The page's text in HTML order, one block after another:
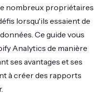
nombreux propriétaires
lorsqu'ils essaient de
Ce guide vous
Analytics de manière
ses avantages et ses
à créer des rapports